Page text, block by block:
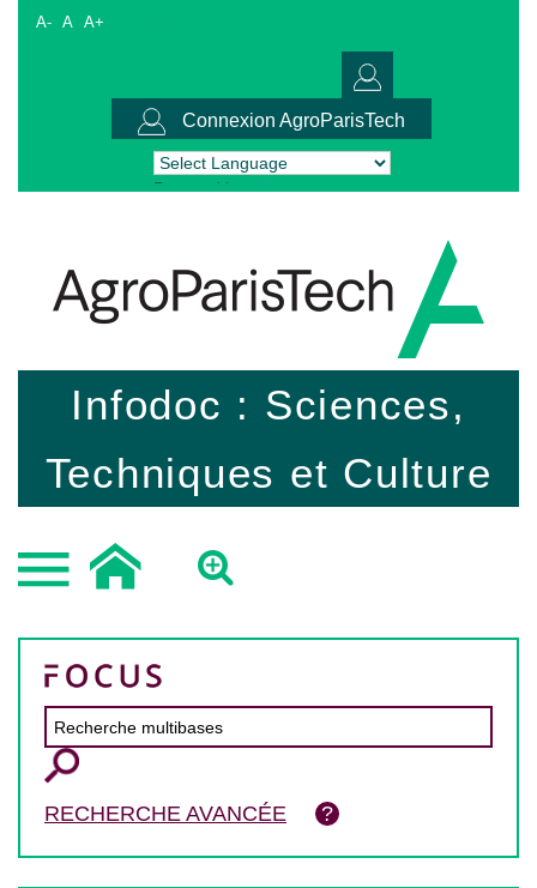
A- A A+
Connexion AgroParisTech
Powered by Translate
Infodoc : Sciences,
Techniques et Culture
RECHERCHE AVANCÉE